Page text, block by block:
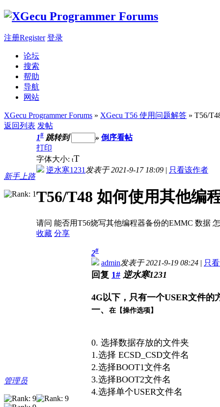
注册Register 登录
论坛
搜索
帮助
导航
网站
XGecu Programmer Forums » XGecu T56 使用问题解答 » T56/
返回列表 发帖
新手上路
1# 跳转到 » 倒序看帖
打印
字体大小: tT
逆水寒1231 发表于 2021-9-17 18:09 | 只看该作者
T56/T48 如何使用其他编
请问 能否用T56烧写其他编程器备份的EMMC 数据
收藏 分享
管理员
2#
admin发表于 2021-9-19 08:24 | 只
回复 1# 逆水寒1231
4G以下，只有一个USER文件的
一、
在【操作选项】
0. 选择数据存放的文件夹
1.选择 ECSD_CSD文件名
2.选择BOOT1文件名
3.选择BOOT2文件名
4.选择单个USER文件名